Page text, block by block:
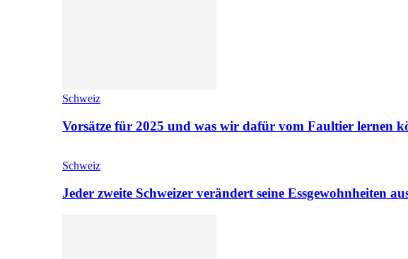
Schweiz
Vorsätze für 2025 und was wir dafür vom Faultier lernen
Schweiz
Jeder zweite Schweizer verändert seine Essgewohnheiten